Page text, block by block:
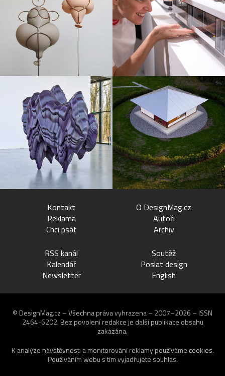
Kontakt
Reklama
Chci psát
O DesignMag.cz
Autoři
Archiv
RSS kanál
Kalendář
Newsletter
Soutěž
Poslat design
English
© DesignMag.cz – Všechna práva vyhrazena – 2007–2026 – ISSN
2464-6202. Bez povolení redakce je další publikace obsahu
zakázána.
K analýze návštěvnosti a monitorování reklamy používáme cookies.
Používáním webu s tím vyjadřujete souhlas.